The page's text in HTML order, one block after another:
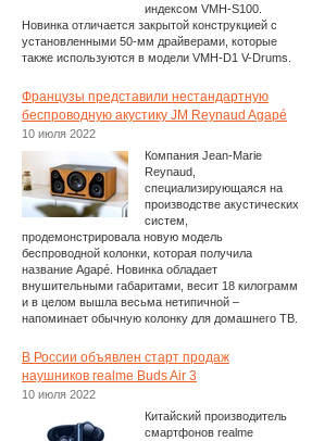
индексом VMH-S100.
Новинка отличается закрытой конструкцией с
установленными 50-мм драйверами, которые
также используются в модели VMH-D1 V-Drums.
Французы представили нестандартную
беспроводную акустику JM Reynaud Agapé
10 июля 2022
Компания Jean-Marie
Reynaud,
специализирующаяся на
производстве акустических
систем,
продемонстрировала новую модель
беспроводной колонки, которая получила
название Agapé. Новинка обладает
внушительными габаритами, весит 18 килограмм
и в целом вышла весьма нетипичной –
напоминает обычную колонку для домашнего ТВ.
В России объявлен старт продаж
наушников realme Buds Air 3
10 июля 2022
Китайский производитель
смартфонов realme